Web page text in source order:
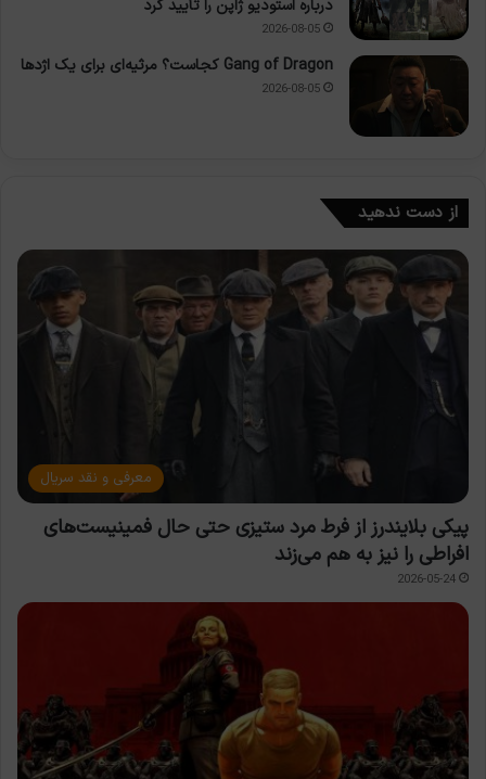
درباره استودیو ژاپن را تأیید کرد
2026-08-05
Gang of Dragon کجاست؟ مرثیه‌ای برای یک اژدها
2026-08-05
از دست ندهید
معرفی و نقد سریال
پیکی بلایندرز از فرط مرد ستیزی حتی حال فمینیست‌های
افراطی را نیز به هم می‌زند
2026-05-24